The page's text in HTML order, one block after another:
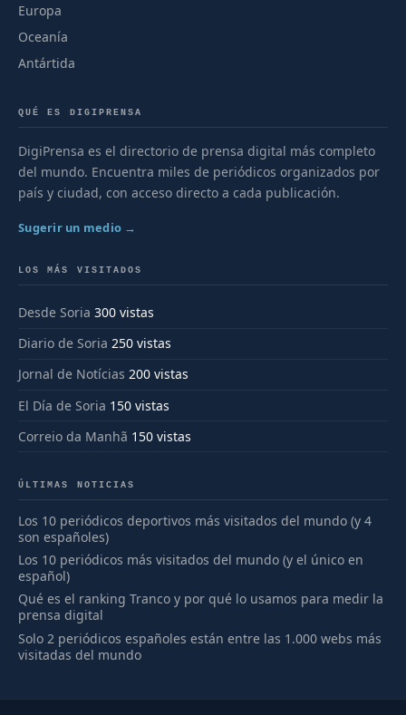
Europa
Oceanía
Antártida
QUÉ ES DIGIPRENSA
DigiPrensa es el directorio de prensa digital más completo
del mundo. Encuentra miles de periódicos organizados por
país y ciudad, con acceso directo a cada publicación.
Sugerir un medio →
LOS MÁS VISITADOS
Desde Soria 300 vistas
Diario de Soria 250 vistas
Jornal de Notícias 200 vistas
El Día de Soria 150 vistas
Correio da Manhã 150 vistas
ÚLTIMAS NOTICIAS
Los 10 periódicos deportivos más visitados del mundo (y 4
son españoles)
Los 10 periódicos más visitados del mundo (y el único en
español)
Qué es el ranking Tranco y por qué lo usamos para medir la
prensa digital
Solo 2 periódicos españoles están entre las 1.000 webs más
visitadas del mundo